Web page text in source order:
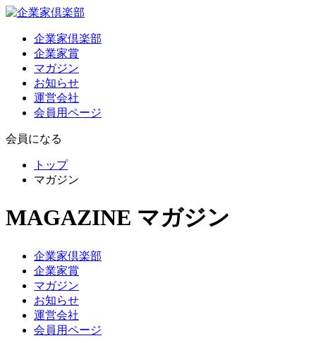
企業家倶楽部
企業家賞
マガジン
お知らせ
運営会社
会員用ページ
会員になる
トップ
マガジン
MAGAZINE マガジン
企業家倶楽部
企業家賞
マガジン
お知らせ
運営会社
会員用ページ